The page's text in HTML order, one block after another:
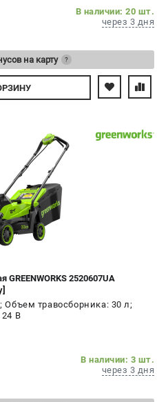
В наличии: 20 шт.
через 3 дня
на карту ?
GREENWORKS 2520607UA
травосборника: 30 л;
В
В наличии: 3 шт.
через 3 дня